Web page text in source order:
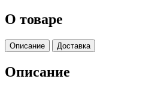
О товаре
Описание Доставка
Описание